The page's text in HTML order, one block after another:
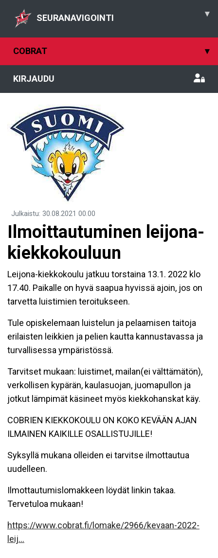
SEURANAVIGOINTI ▾
COBRAT ▾
KIRJAUDU
Julkaistu: 30.08.2021 00.00
Ilmoittautuminen leijona-
kiekkokouluun
Leijona-kiekkokoulu jatkuu torstaina 13.1. 2022 klo
17.40. Paikalle on hyvä saapua hyvissä ajoin, jos on
tarvetta luistimien teroitukseen.
Tule opiskelemaan luistelun ja pelaamisen taitoja
erilaisten leikkien ja pelien kautta kannustavassa ja
turvallisessa ympäristössä.
Tarvitset mukaan: luistimet, mailan(ei välttämätön),
verkollisen kypärän, kaulasuojan, juomapullon ja
jotkut lämpimät käsineet myös kiekkohanskat käy.
COBRIEN KIEKKOKOULU ON KOKO KEVÄÄN AJAN
ILMAINEN KAIKILLE OSALLISTUJILLE!
Syksyllä mukana olleiden ei tarvitse ilmottautua
uudelleen.
Ilmottautumislomakkeen löydät linkin takaa.
Tervetuloa mukaan!
https://www.cobrat.fi/lomake/2966/kevaan-2022-
leij...